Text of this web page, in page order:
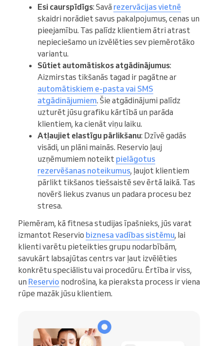
Esi caurspīdīgs: Savā rezervācijas vietnē
skaidri norādiet savus pakalpojumus, cenas un
pieejamību. Tas palīdz klientiem ātri atrast
nepieciešamo un izvēlēties sev piemērotāko
variantu.
Sūtiet automātiskos atgādinājumus:
Aizmirstas tikšanās tagad ir pagātne ar
automātiskiem e-pasta vai SMS
atgādinājumiem. Šie atgādinājumi palīdz
uzturēt jūsu grafiku kārtībā un parāda
klientiem, ka cienāt viņu laiku.
Atļaujiet elastīgu pārlikšanu: Dzīvē gadās
visādi, un plāni mainās. Reservio ļauj
uzņēmumiem noteikt pielāgotus
rezervēšanas noteikumus, ļaujot klientiem
pārlikt tikšanos tiešsaistē sev ērtā laikā. Tas
novērš liekus zvanus un padara procesu bez
stresa.
Piemēram, kā fitnesa studijas īpašnieks, jūs varat
izmantot Reservio biznesa vadības sistēmu, lai
klienti varētu pieteikties grupu nodarbībām,
savukārt labsajūtas centrs var ļaut izvēlēties
konkrētu speciālistu vai procedūru. Ērtība ir viss,
un Reservio nodrošina, ka pieraksta process ir viena
rūpe mazāk jūsu klientiem.